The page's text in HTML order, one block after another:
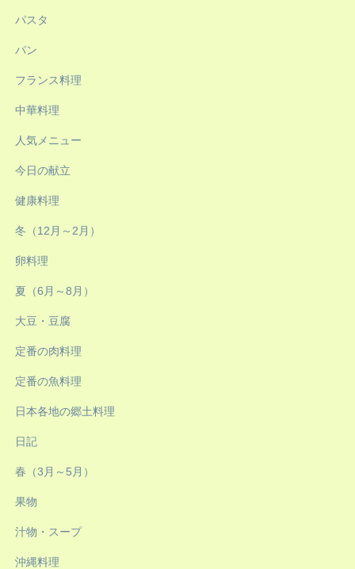
パスタ
パン
フランス料理
中華料理
人気メニュー
今日の献立
健康料理
冬（12月～2月）
卵料理
夏（6月～8月）
大豆・豆腐
定番の肉料理
定番の魚料理
日本各地の郷土料理
日記
春（3月～5月）
果物
汁物・スープ
沖縄料理